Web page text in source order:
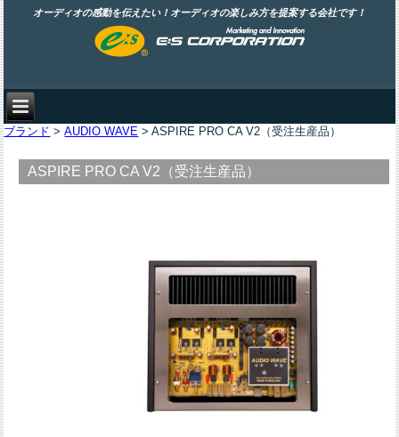
オーディオの感動を伝えたい！オーディオの楽しみ方を提案する会社です！
ブランド >AUDIO WAVE > ASPIRE PRO CA V2（受注生産品）
ASPIRE PRO CA V2（受注生産品）